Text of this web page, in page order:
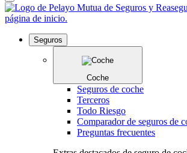
Seguros
Coche
Seguros de coche
Terceros
Todo Riesgo
Comparador de seguros de
Preguntas frecuentes